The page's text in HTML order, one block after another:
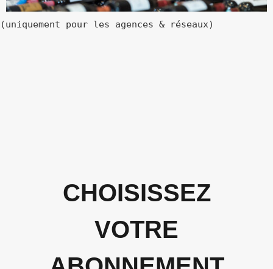
(uniquement pour les agences & réseaux)
CHOISISSEZ
VOTRE